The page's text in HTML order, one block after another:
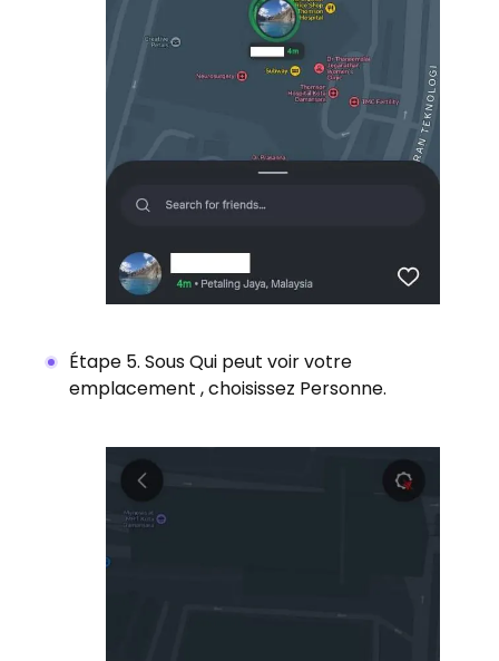
Étape 5. Sous Qui peut voir votre
emplacement , choisissez Personne.